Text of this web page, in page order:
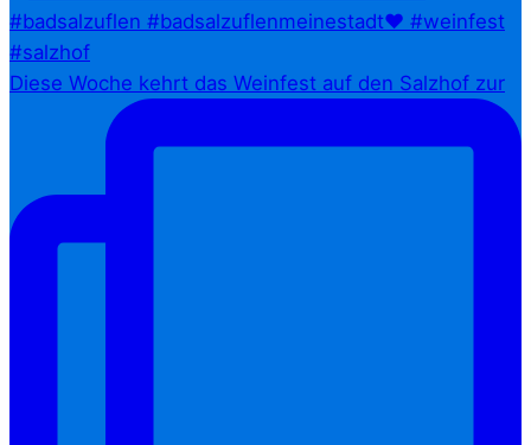
Diese Woche kehrt das Weinfest auf den Salzhof zur